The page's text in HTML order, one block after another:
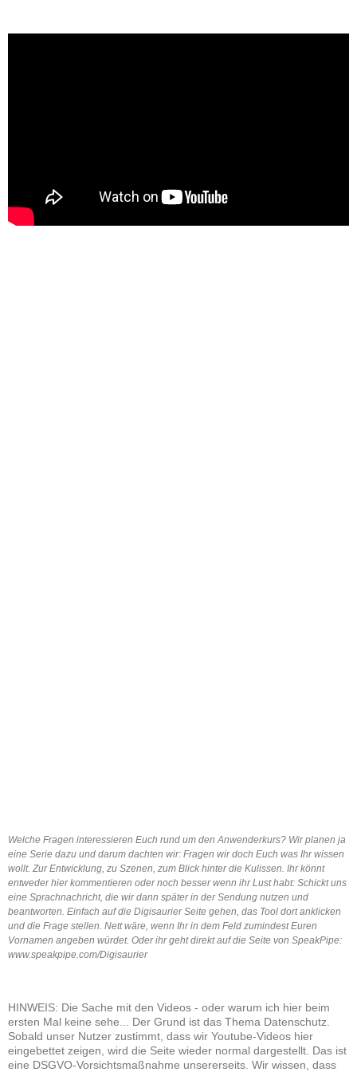
Welche Fragen interessieren Euch rund um den Anwenderkurs? Wir planen ja
eine Serie dazu und darum dachten wir: Fragen wir doch Euch was Ihr wissen
wollt. Zur Entwicklung, zu Szenen, zum Blick hinter die Kulissen. Ihr könnt
entweder hier kommentieren oder noch besser wenn ihr Lust habt: Schickt uns
eine Sprachnachricht, die wir dann später in der Sendung nutzen und
beantworten. Einfach auf die Digisaurier Seite gehen, das Tool dort anklicken
und die Frage stellen. Nett wäre, wenn Ihr in dem Feld zumindest Euren
Vornamen angeben würdet. Oder ihr geht direkt auf die Seite von SpeakPipe:
www.speakpipe.com/Digisaurier
HINWEIS: Die Sache mit den Videos - oder warum ich hier beim
ersten Mal keine sehe... Der Grund ist das Thema Datenschutz.
Sobald unser Nutzer zustimmt, dass wir Youtube-Videos hier
eingebettet zeigen, wird die Seite wieder normal dargestellt. Das ist
eine DSGVO-Vorsichtsmaßnahme unsererseits. Wir wissen, dass